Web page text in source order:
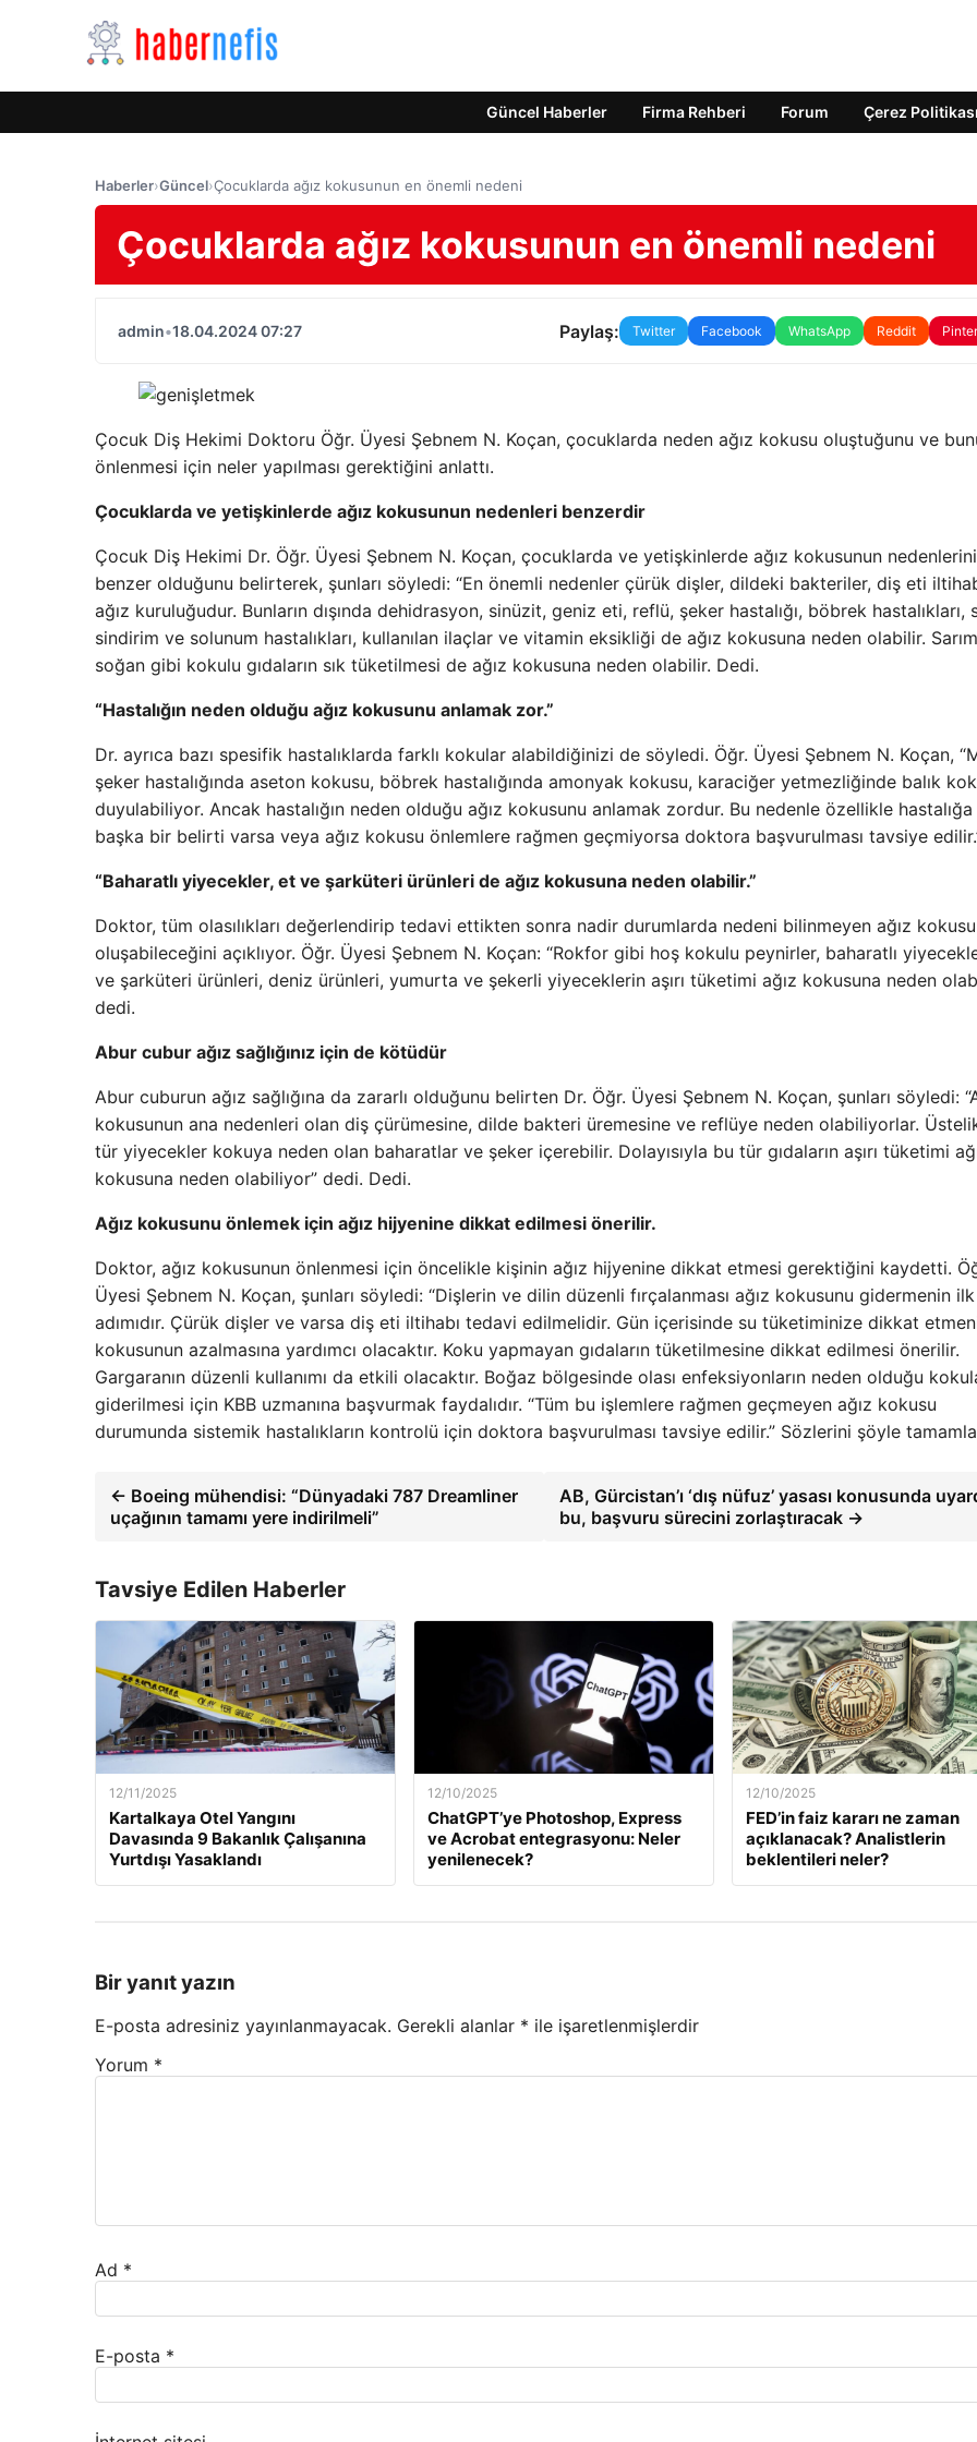
Güncel Haberler Firma Rehberi Forum Çerez Politikası
Haberler›Güncel›Çocuklarda ağız kokusunun en önemli nedeni
Çocuklarda ağız kokusunun en önemli nedeni
admin•18.04.2024 07:27 Paylaş: Twitter Facebook WhatsApp Reddit
Çocuk Diş Hekimi Doktoru Öğr. Üyesi Şebnem N. Koçan, çocuklarda neden ağız kokusu oluştuğunu ve
önlenmesi için neler yapılması gerektiğini anlattı.
Çocuklarda ve yetişkinlerde ağız kokusunun nedenleri benzerdir
Çocuk Diş Hekimi Dr. Öğr. Üyesi Şebnem N. Koçan, çocuklarda ve yetişkinlerde ağız kokusunun
benzer olduğunu belirterek, şunları söyledi: “En önemli nedenler çürük dişler, dildeki bakteriler, diş eti
ağız kuruluğudur. Bunların dışında dehidrasyon, sinüzit, geniz eti, reflü, şeker hastalığı, böbrek hastalıkları,
sindirim ve solunum hastalıkları, kullanılan ilaçlar ve vitamin eksikliği de ağız kokusuna neden olabilir.
soğan gibi kokulu gıdaların sık tüketilmesi de ağız kokusuna neden olabilir. Dedi.
“Hastalığın neden olduğu ağız kokusunu anlamak zor.”
Dr. ayrıca bazı spesifik hastalıklarda farklı kokular alabildiğinizi de söyledi. Öğr. Üyesi Şebnem N. Koçan,
şeker hastalığında aseton kokusu, böbrek hastalığında amonyak kokusu, karaciğer yetmezliğinde balık
duyulabiliyor. Ancak hastalığın neden olduğu ağız kokusunu anlamak zordur. Bu nedenle özellikle hastalığa
başka bir belirti varsa veya ağız kokusu önlemlere rağmen geçmiyorsa doktora başvurulması tavsiye
“Baharatlı yiyecekler, et ve şarküteri ürünleri de ağız kokusuna neden olabilir.”
Doktor, tüm olasılıkları değerlendirip tedavi ettikten sonra nadir durumlarda nedeni bilinmeyen ağız kokusu
oluşabileceğini açıklıyor. Öğr. Üyesi Şebnem N. Koçan: “Rokfor gibi hoş kokulu peynirler, baharatlı
ve şarküteri ürünleri, deniz ürünleri, yumurta ve şekerli yiyeceklerin aşırı tüketimi ağız kokusuna neden
dedi.
Abur cubur ağız sağlığınız için de kötüdür
Abur cuburun ağız sağlığına da zararlı olduğunu belirten Dr. Öğr. Üyesi Şebnem N. Koçan, şunları söyledi:
kokusunun ana nedenleri olan diş çürümesine, dilde bakteri üremesine ve reflüye neden olabiliyorlar.
tür yiyecekler kokuya neden olan baharatlar ve şeker içerebilir. Dolayısıyla bu tür gıdaların aşırı tüketimi
kokusuna neden olabiliyor” dedi. Dedi.
Ağız kokusunu önlemek için ağız hijyenine dikkat edilmesi önerilir.
Doktor, ağız kokusunun önlenmesi için öncelikle kişinin ağız hijyenine dikkat etmesi gerektiğini kaydetti.
Üyesi Şebnem N. Koçan, şunları söyledi: “Dişlerin ve dilin düzenli fırçalanması ağız kokusunu gidermenin ilk
adımıdır. Çürük dişler ve varsa diş eti iltihabı tedavi edilmelidir. Gün içerisinde su tüketiminize dikkat
kokusunun azalmasına yardımcı olacaktır. Koku yapmayan gıdaların tüketilmesine dikkat edilmesi önerilir.
Gargaranın düzenli kullanımı da etkili olacaktır. Boğaz bölgesinde olası enfeksiyonların neden olduğu
giderilmesi için KBB uzmanına başvurmak faydalıdır. “Tüm bu işlemlere rağmen geçmeyen ağız kokusu
durumunda sistemik hastalıkların kontrolü için doktora başvurulması tavsiye edilir.” Sözlerini şöyle
← Boeing mühendisi: “Dünyadaki 787 Dreamliner
uçağının tamamı yere indirilmeli”
AB, Gürcistan’ı ‘dış nüfuz’ yasası konusunda
bu, başvuru sürecini zorlaştıracak →
Tavsiye Edilen Haberler
12/11/2025
Kartalkaya Otel Yangını
Davasında 9 Bakanlık Çalışanına
Yurtdışı Yasaklandı
12/10/2025
ChatGPT’ye Photoshop, Express
ve Acrobat entegrasyonu: Neler
yenilenecek?
12/10/2025
FED’in faiz kararı ne zaman
açıklanacak? Analistlerin
beklentileri neler?
Bir yanıt yazın
E-posta adresiniz yayınlanmayacak. Gerekli alanlar * ile işaretlenmişlerdir
Yorum *
Ad *
E-posta *